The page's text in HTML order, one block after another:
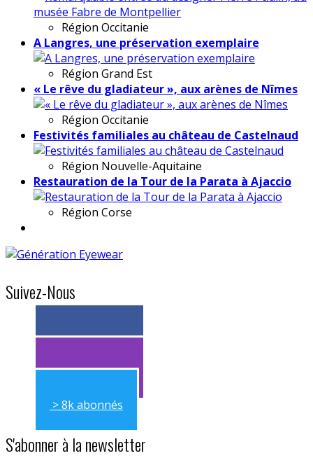
Région Occitanie
A Langres, une préservation exemplaire
Région Grand Est
« Le rêve du gladiateur », aux arènes de Nîmes
Région Occitanie
Festivités familiales au château de Castelnaud
Région Nouvelle-Aquitaine
Restauration de la Tour de la Parata à Ajaccio
Région Corse
Suivez-Nous
> 11k abonnés
> 11k abonnés
> 8k abonnés
S'abonner à la newsletter